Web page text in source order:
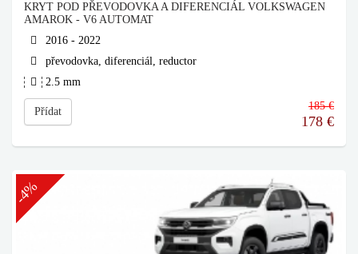
KRYT POD PŘEVODOVKA A DIFERENCIÁL VOLKSWAGEN
AMAROK - V6 AUTOMAT
2016 - 2022
převodovka, diferenciál, reductor
2.5 mm
Přídat 185 €
178 €
-4%